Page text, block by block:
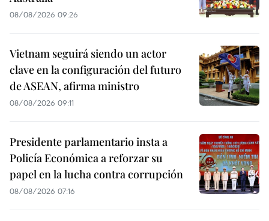
08/08/2026 09:26
Vietnam seguirá siendo un actor
clave en la configuración del futuro
de ASEAN, afirma ministro
08/08/2026 09:11
Presidente parlamentario insta a
Policía Económica a reforzar su
papel en la lucha contra corrupción
08/08/2026 07:16